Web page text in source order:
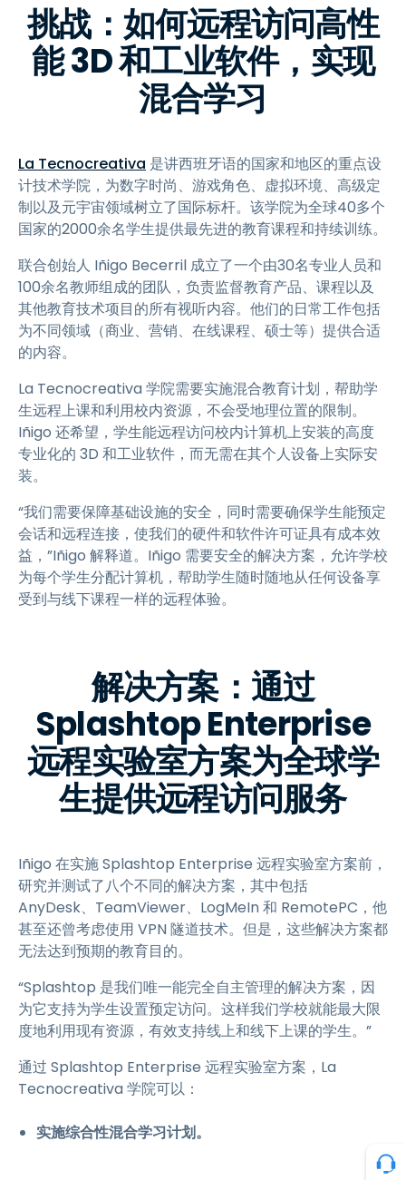
挑战：如何远程访问高性
能 3D 和工业软件，实现
混合学习
La Tecnocreativa 是讲西班牙语的国家和地区的重点设
计技术学院，为数字时尚、游戏角色、虚拟环境、高级定
制以及元宇宙领域树立了国际标杆。该学院为全球40多个
国家的2000余名学生提供最先进的教育课程和持续训练。
联合创始人 Iñigo Becerril 成立了一个由30名专业人员和
100余名教师组成的团队，负责监督教育产品、课程以及
其他教育技术项目的所有视听内容。他们的日常工作包括
为不同领域（商业、营销、在线课程、硕士等）提供合适
的内容。
La Tecnocreativa 学院需要实施混合教育计划，帮助学
生远程上课和利用校内资源，不会受地理位置的限制。
Iñigo 还希望，学生能远程访问校内计算机上安装的高度
专业化的 3D 和工业软件，而无需在其个人设备上实际安
装。
“我们需要保障基础设施的安全，同时需要确保学生能预定
会话和远程连接，使我们的硬件和软件许可证具有成本效
益，”Iñigo 解释道。Iñigo 需要安全的解决方案，允许学校
为每个学生分配计算机，帮助学生随时随地从任何设备享
受到与线下课程一样的远程体验。
解决方案：通过
Splashtop Enterprise
远程实验室方案为全球学
生提供远程访问服务
Iñigo 在实施 Splashtop Enterprise 远程实验室方案前，
研究并测试了八个不同的解决方案，其中包括
AnyDesk、TeamViewer、LogMeIn 和 RemotePC，他
甚至还曾考虑使用 VPN 隧道技术。但是，这些解决方案都
无法达到预期的教育目的。
“Splashtop 是我们唯一能完全自主管理的解决方案，因
为它支持为学生设置预定访问。这样我们学校就能最大限
度地利用现有资源，有效支持线上和线下上课的学生。”
通过 Splashtop Enterprise 远程实验室方案，La
Tecnocreativa 学院可以：
实施综合性混合学习计划。